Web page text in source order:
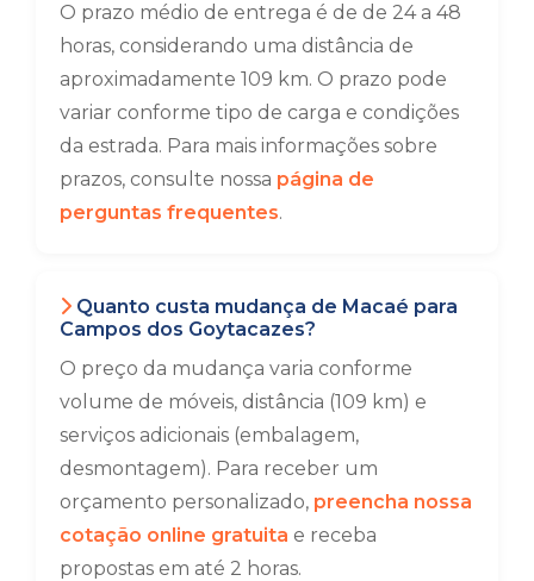
O prazo médio de entrega é de de 24 a 48
horas, considerando uma distância de
aproximadamente 109 km. O prazo pode
variar conforme tipo de carga e condições
da estrada. Para mais informações sobre
prazos, consulte nossa página de
perguntas frequentes.
Quanto custa mudança de Macaé para
Campos dos Goytacazes?
O preço da mudança varia conforme
volume de móveis, distância (109 km) e
serviços adicionais (embalagem,
desmontagem). Para receber um
orçamento personalizado, preencha nossa
cotação online gratuita e receba
propostas em até 2 horas.